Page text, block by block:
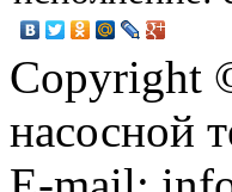
Copyright
насосной